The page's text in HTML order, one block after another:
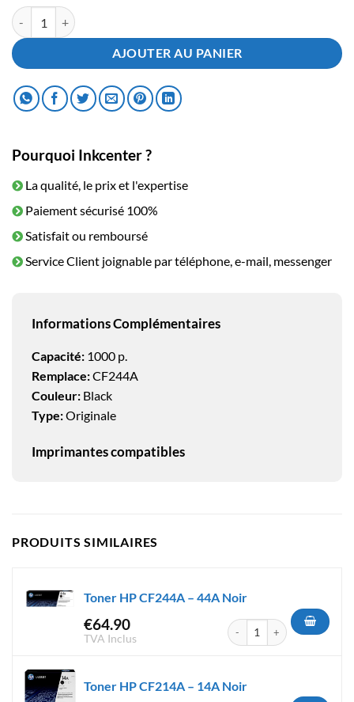
quantité de Toner HP CF244A - 44A Noir
AJOUTER AU PANIER
Pourquoi Inkcenter ?
La qualité, le prix et l'expertise
Paiement sécurisé 100%
Satisfait ou remboursé
Service Client joignable par téléphone, e-mail, messenger
Informations Complémentaires
Capacité: 1000 p.
Remplace:CF244A
Couleur: Black
Type:Originale
Imprimantes compatibles
PRODUITS SIMILAIRES
Toner HP CF244A – 44A Noir
€64.90
TVA Inclus
quantité de Toner HP
Toner HP CF214A – 14A Noir